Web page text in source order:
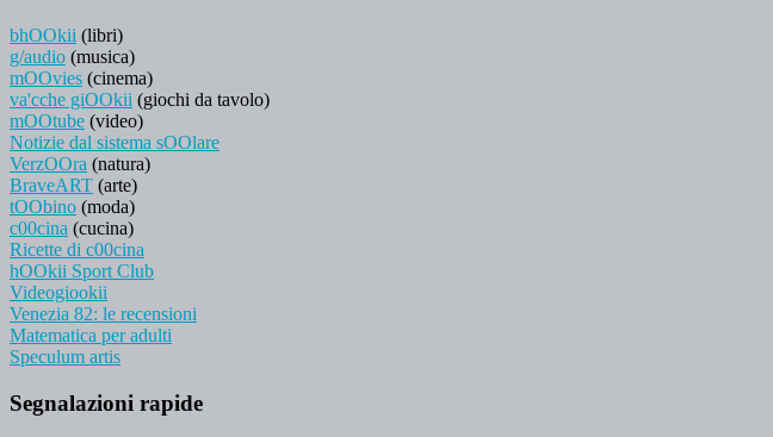
bhOOkii (libri)
g/audio (musica)
mOOvies (cinema)
va'cche giOOkii (giochi da tavolo)
mOOtube (video)
Notizie dal sistema sOOlare
VerzOOra (natura)
BraveART (arte)
tOObino (moda)
c00cina (cucina)
Ricette di c00cina
hOOkii Sport Club
Videogiookii
Venezia 82: le recensioni
Matematica per adulti
Speculum artis
Segnalazioni rapide